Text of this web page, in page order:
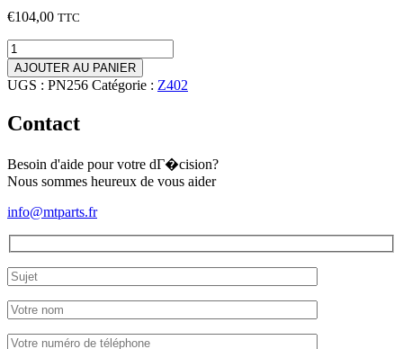
€104,00 TTC
quantité
de
Pochette
de
Z402
400)
AJOUTER AU PANIER
UGS : PN256 Catégorie : Z402
Contact
Besoin d'aide pour votre dГ�cision?
Nous sommes heureux de vous aider
info@mtparts.fr